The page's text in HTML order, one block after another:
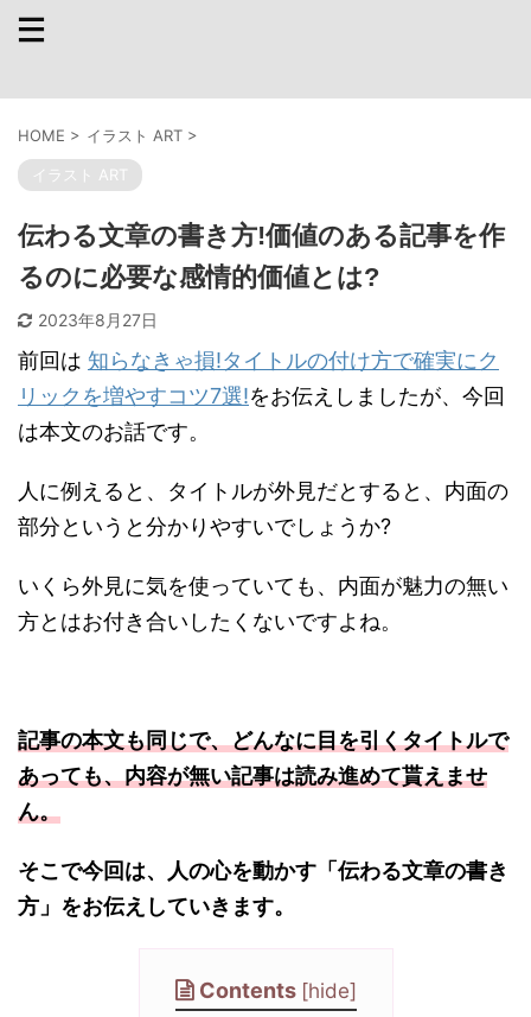
HOME > イラスト ART >
イラスト ART
伝わる文章の書き方!価値のある記事を作
るのに必要な感情的価値とは?
2023年8月27日
前回は 知らなきゃ損!タイトルの付け方で確実にク
リックを増やすコツ7選!をお伝えしましたが、今回
は本文のお話です。
人に例えると、タイトルが外見だとすると、内面の
部分というと分かりやすいでしょうか?
いくら外見に気を使っていても、内面が魅力の無い
方とはお付き合いしたくないですよね。
記事の本文も同じで、どんなに目を引くタイトルで
あっても、内容が無い記事は読み進めて貰えませ
ん。
そこで今回は、人の心を動かす「伝わる文章の書き
方」をお伝えしていきます。
Contents [hide]